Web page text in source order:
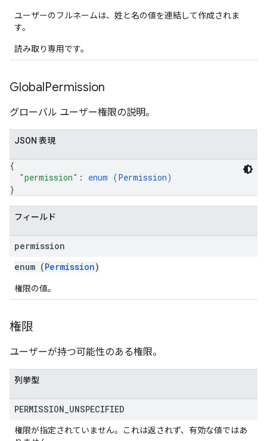
ユーザーのフルネームは、姓と名の値を連結して作成されま
す。
読み取り専用です。
GlobalPermission
グローバル ユーザー権限の説明。
JSON 表現
{
"permission" : enum (Permission)
}
フィールド
permission
enum (Permission)
権限の値。
権限
ユーザーが持つ可能性のある権限。
列挙型
PERMISSION UNSPECIFIED
権限が指定されていません。これは返されず、有効な値ではあ